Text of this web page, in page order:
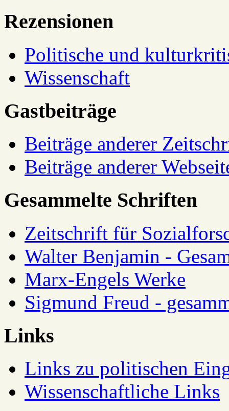
Rezensionen
Politische und
Wissenschaft
Gastbeiträge
Beiträge anderer
Beiträge anderer
Gesammelte Schriften
Zeitschrift für
Walter Benjamin -
Marx-Engels Werke
Sigmund Freud -
Links
Links zu politischen
Wissenschaftliche Links